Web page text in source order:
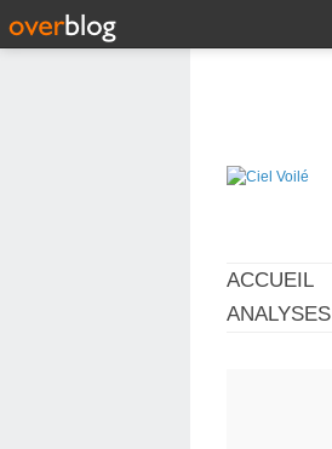
ACCUEIL
ANALYSES